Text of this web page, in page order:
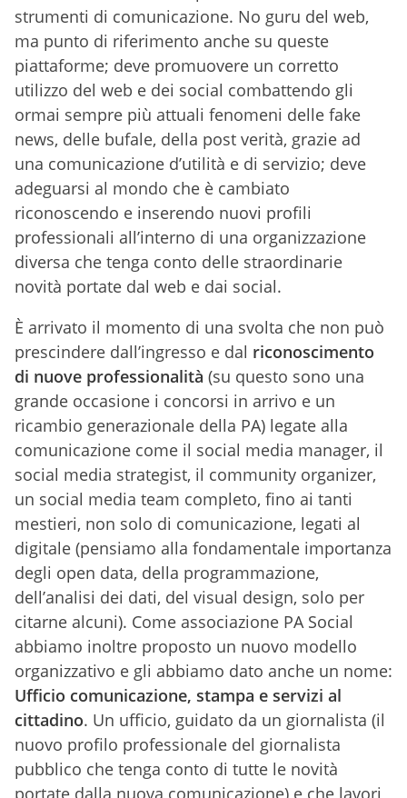
strumenti di comunicazione. No guru del web,
ma punto di riferimento anche su queste
piattaforme; deve promuovere un corretto
utilizzo del web e dei social combattendo gli
ormai sempre più attuali fenomeni delle fake
news, delle bufale, della post verità, grazie ad
una comunicazione d’utilità e di servizio; deve
adeguarsi al mondo che è cambiato
riconoscendo e inserendo nuovi profili
professionali all’interno di una organizzazione
diversa che tenga conto delle straordinarie
novità portate dal web e dai social.
È arrivato il momento di una svolta che non può
prescindere dall’ingresso e dal riconoscimento
di nuove professionalità (su questo sono una
grande occasione i concorsi in arrivo e un
ricambio generazionale della PA) legate alla
comunicazione come il social media manager, il
social media strategist, il community organizer,
un social media team completo, fino ai tanti
mestieri, non solo di comunicazione, legati al
digitale (pensiamo alla fondamentale importanza
degli open data, della programmazione,
dell’analisi dei dati, del visual design, solo per
citarne alcuni). Come associazione PA Social
abbiamo inoltre proposto un nuovo modello
organizzativo e gli abbiamo dato anche un nome:
Ufficio comunicazione, stampa e servizi al
cittadino. Un ufficio, guidato da un giornalista (il
nuovo profilo professionale del giornalista
pubblico che tenga conto di tutte le novità
portate dalla nuova comunicazione) e che lavori